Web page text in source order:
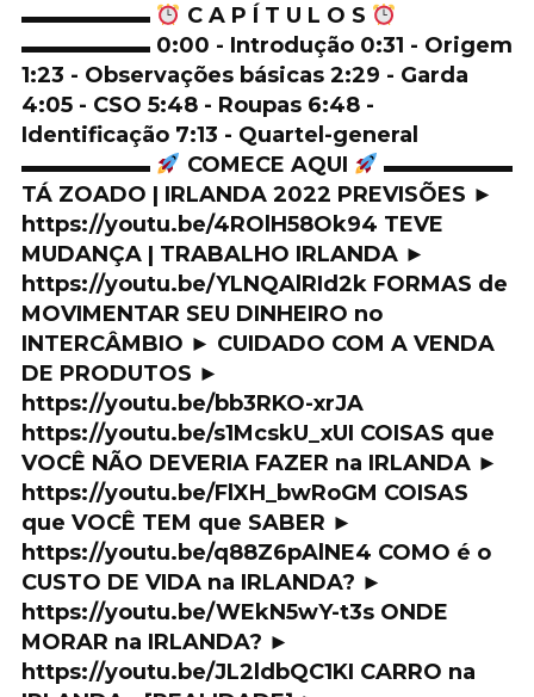
▬▬▬▬▬▬
C A P Í T U L O S
▬▬▬▬▬▬ 0:00 - Introdução 0:31 - Origem
1:23 - Observações básicas 2:29 - Garda
4:05 - CSO 5:48 - Roupas 6:48 -
Identificação 7:13 - Quartel-general
▬▬▬▬▬▬
COMECE AQUI
▬▬▬▬▬▬
TÁ ZOADO | IRLANDA 2022 PREVISÕES ►
https://youtu.be/4ROlH58Ok94 TEVE
MUDANÇA | TRABALHO IRLANDA ►
https://youtu.be/YLNQAlRId2k FORMAS de
MOVIMENTAR SEU DINHEIRO no
INTERCÂMBIO ► CUIDADO COM A VENDA
DE PRODUTOS ►
https://youtu.be/bb3RKO-xrJA
https://youtu.be/s1McskU_xUI COISAS que
VOCÊ NÃO DEVERIA FAZER na IRLANDA ►
https://youtu.be/FlXH_bwRoGM COISAS
que VOCÊ TEM que SABER ►
https://youtu.be/q88Z6pAlNE4 COMO é o
CUSTO DE VIDA na IRLANDA? ►
https://youtu.be/WEkN5wY-t3s ONDE
MORAR na IRLANDA? ►
https://youtu.be/JL2ldbQC1KI CARRO na